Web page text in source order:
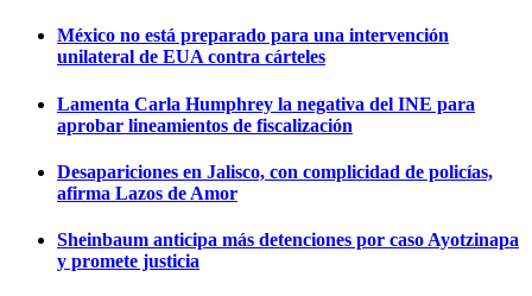
México no está preparado para una intervención
unilateral de EUA contra cárteles
Lamenta Carla Humphrey la negativa del INE para
aprobar lineamientos de fiscalización
Desapariciones en Jalisco, con complicidad de policías,
afirma Lazos de Amor
Sheinbaum anticipa más detenciones por caso Ayotzinapa
y promete justicia